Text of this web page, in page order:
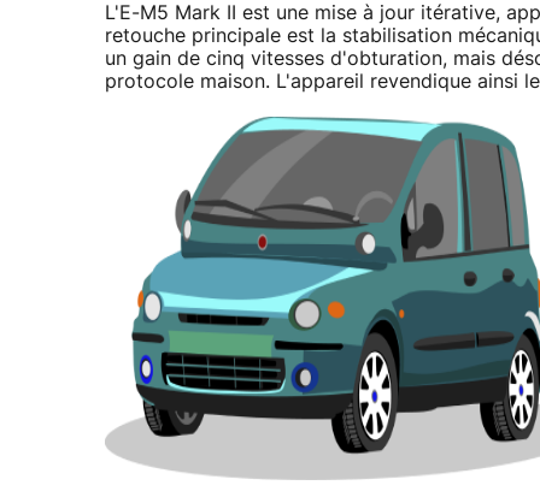
L'E-M5 Mark II est une mise à jour itérative,
retouche principale est la stabilisation
un gain de cinq vitesses d'obturation, mais
protocole maison. L'appareil revendique ainsi